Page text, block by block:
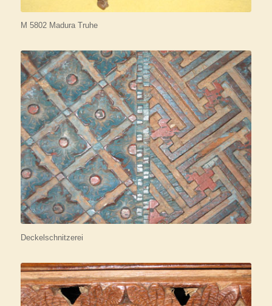
M 5802 Madura Truhe
Deckelschnitzerei